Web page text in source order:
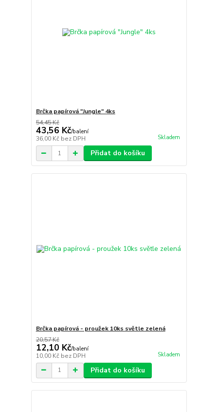
Brčka papírová "Jungle" 4ks
54,45 Kč
43,56 Kč/balení
36,00 Kč bez DPH Skladem
Přidat do košíku
Brčka papírová - proužek 10ks světle zelená
20,57 Kč
12,10 Kč/balení
10,00 Kč bez DPH Skladem
Přidat do košíku